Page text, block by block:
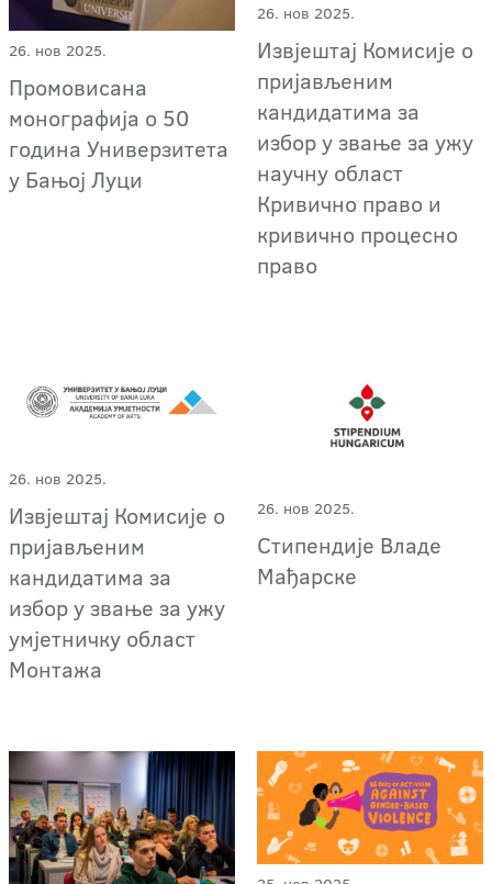
26. нов 2025.
Промовисана
монографија о 50
година Универзитета
у Бањој Луци
26. нов 2025.
Извјештај Комисије о
пријављеним
кандидатима за
избор у звање за ужу
научну област
Кривично право и
кривично процесно
право
26. нов 2025.
Извјештај Комисије о
пријављеним
кандидатима за
избор у звање за ужу
умјетничку област
Монтажа
26. нов 2025.
Стипендије Владе
Мађарске